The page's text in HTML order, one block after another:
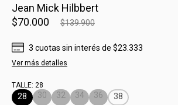
Jean Mick Hilbbert
$70.000
$139.900
3 cuotas sin interés de $23.333
Ver más detalles
TALLE: 28
28 30 32 34 36 38